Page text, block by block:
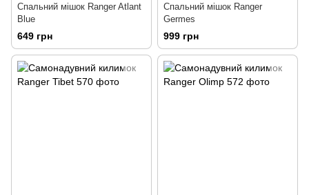
Спальний мішок Ranger Atlant
Blue
649 грн
Спальний мішок Ranger
Germes
999 грн